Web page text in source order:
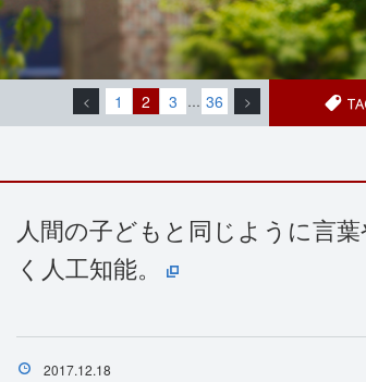
< 1 2 3 … 36 >
人間の子どもと同じように言
く人工知能。
2017.12.18